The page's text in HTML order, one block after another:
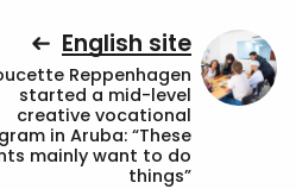
English site
Reppenhagen
started a mid-level
creative vocational
in Aruba: “These
mainly want to do
things”